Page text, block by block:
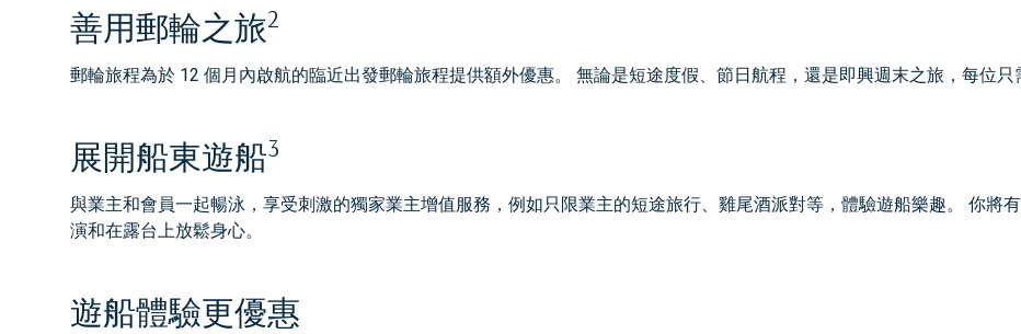
善用郵輪之旅2
郵輪旅程為於 12 個月內啟航的臨近出發郵輪旅程提供額外優惠。 無論是短途度假、節日航程，還是即興週末之旅，每位只
展開船東遊船3
與業主和會員一起暢泳，享受刺激的獨家業主增值服務，例如只限業主的短途旅行、雞尾酒派對等，體驗遊船樂趣。 你將
演和在露台上放鬆身心。
遊船體驗更優惠